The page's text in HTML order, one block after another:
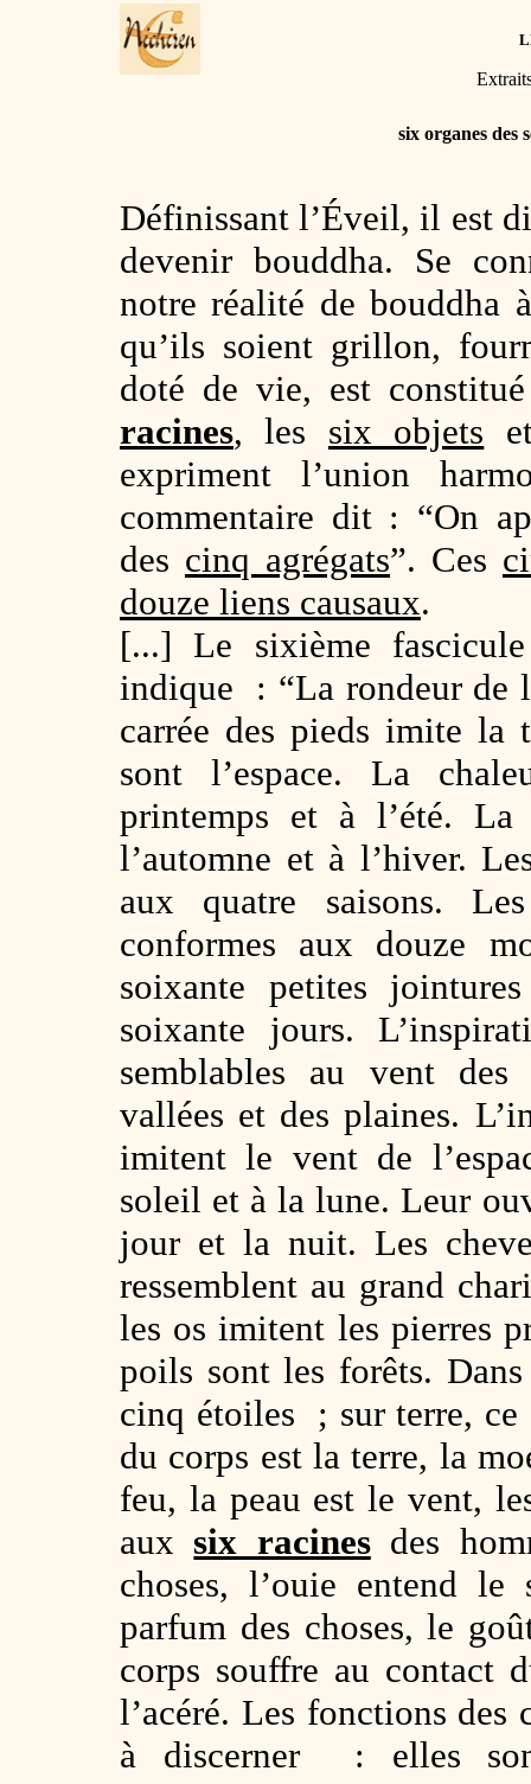
six organes des
Définissant l’Éveil, il est
devenir bouddha. Se
notre réalité de bouddha
qu’ils soient grillon,
doté de vie, est
racines, les six objets
expriment l’union
commentaire dit : “On
des cinq agrégats”. Ces
douze liens causaux.
[...] Le sixième
indique : “La rondeur de
carrée des pieds imite la
sont l’espace. La
printemps et à l’été.
l’automne et à l’hiver.
aux quatre saisons.
conformes aux douze
soixante petites
soixante jours.
semblables au vent des
vallées et des plaines.
imitent le vent de
soleil et à la lune. Leur
jour et la nuit. Les
ressemblent au grand
les os imitent les pierres
poils sont les forêts.
cinq étoiles ; sur terre,
du corps est la terre, la
feu, la peau est le vent,
aux six racinesdes
choses, l’ouie entend le
parfum des choses, le
corps souffre au contact
l’acéré. Les fonctions
à discerner : elles